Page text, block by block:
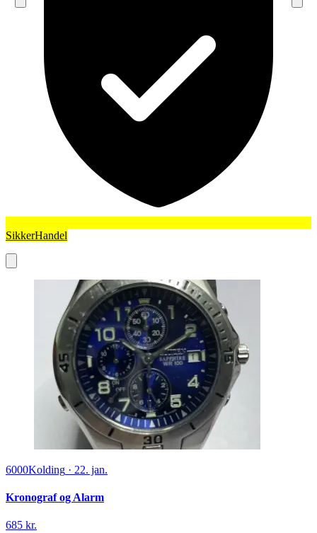
SikkerHandel
6000Kolding · 22. jan.
Kronograf og Alarm
685 kr.